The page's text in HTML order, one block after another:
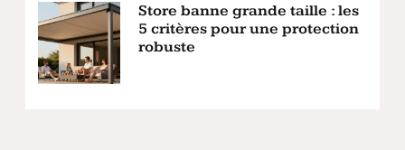
Store banne grande taille : les
5 critères pour une protection
robuste